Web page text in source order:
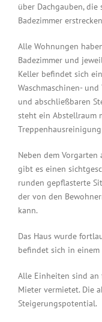
über Dachgauben, die
Badezimmer
Alle Wohnungen
Badezimmer und
Keller befindet sich
Waschmaschinen-
und abschließbaren
steht ein Abstellraum
Neben dem Vorgarten
gibt es einen
runden gepflasterte
der von den
kann.
Das Haus wurde
befindet sich in
Alle Einheiten sind
Mieter vermietet. Die
Steigerungspotential.